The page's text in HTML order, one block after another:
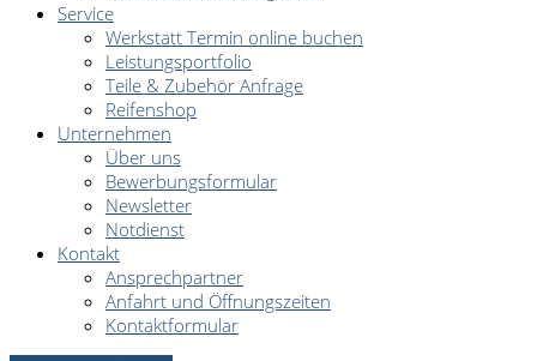
Service
Werkstatt Termin online buchen
Leistungsportfolio
Teile & Zubehör Anfrage
Reifenshop
Unternehmen
Über uns
Bewerbungsformular
Newsletter
Notdienst
Kontakt
Ansprechpartner
Anfahrt und Öffnungszeiten
Kontaktformular